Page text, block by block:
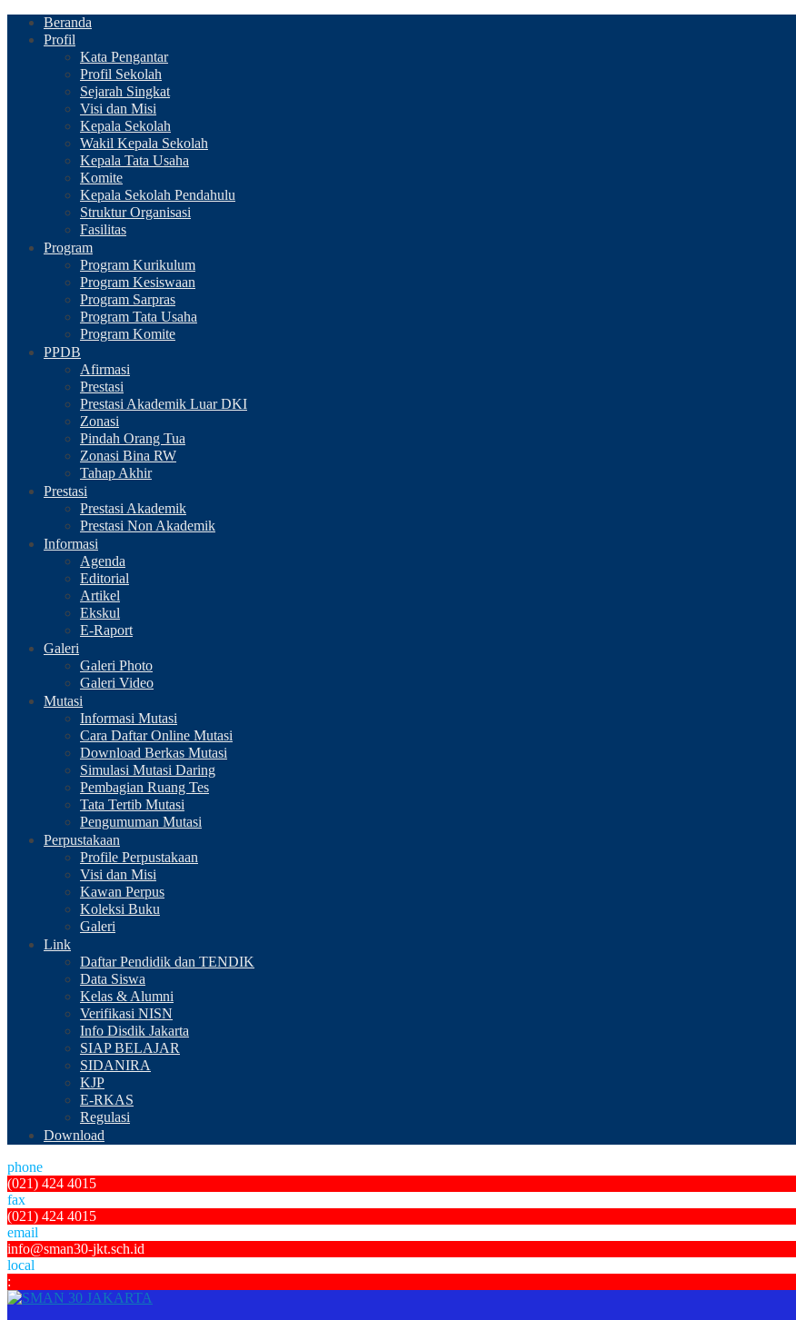
Beranda
Profil
Kata Pengantar
Profil Sekolah
Sejarah Singkat
Visi dan Misi
Kepala Sekolah
Wakil Kepala Sekolah
Kepala Tata Usaha
Komite
Kepala Sekolah Pendahulu
Struktur Organisasi
Fasilitas
Program
Program Kurikulum
Program Kesiswaan
Program Sarpras
Program Tata Usaha
Program Komite
PPDB
Afirmasi
Prestasi
Prestasi Akademik Luar DKI
Zonasi
Pindah Orang Tua
Zonasi Bina RW
Tahap Akhir
Prestasi
Prestasi Akademik
Prestasi Non Akademik
Informasi
Agenda
Editorial
Artikel
Ekskul
E-Raport
Galeri
Galeri Photo
Galeri Video
Mutasi
Informasi Mutasi
Cara Daftar Online Mutasi
Download Berkas Mutasi
Simulasi Mutasi Daring
Pembagian Ruang Tes
Tata Tertib Mutasi
Pengumuman Mutasi
Perpustakaan
Profile Perpustakaan
Visi dan Misi
Kawan Perpus
Koleksi Buku
Galeri
Link
Daftar Pendidik dan TENDIK
Data Siswa
Kelas & Alumni
Verifikasi NISN
Info Disdik Jakarta
SIAP BELAJAR
SIDANIRA
KJP
E-RKAS
Regulasi
Download
phone
(021) 424 4015
fax
(021) 424 4015
email
info@sman30-jkt.sch.id
local
: